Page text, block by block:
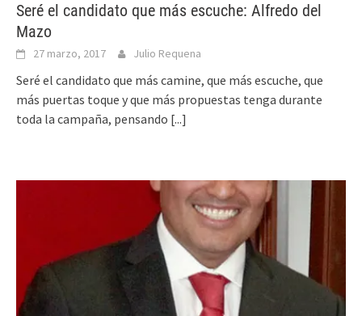
Seré el candidato que más escuche: Alfredo del
Mazo
27 marzo, 2017 Julio Requena
Seré el candidato que más camine, que más escuche, que
más puertas toque y que más propuestas tenga durante
toda la campaña, pensando [...]